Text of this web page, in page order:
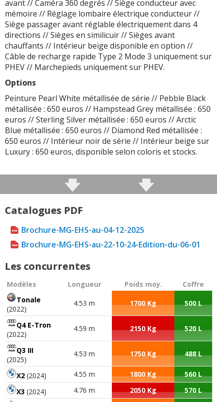
avant // Caméra 360 degrés // Siège conducteur avec
mémoire // Réglage lombaire électrique conducteur //
Siège passager avant réglable électriquement dans 4
directions // Sièges en similicuir // Sièges avant
chauffants // Intérieur beige disponible en option //
Câble de recharge rapide Type 2 Mode 3 uniquement sur
PHEV // Marchepieds uniquement sur PHEV.
Options
Peinture Pearl White métallisée de série // Pebble Black
métallisée : 650 euros // Hampstead Grey métallisée : 650
euros // Sterling Silver métallisée : 650 euros // Arctic
Blue métallisée : 650 euros // Diamond Red métallisée :
650 euros // Intérieur noir de série // Intérieur beige sur
Luxury : 650 euros, disponible selon coloris et stocks.
Catalogues PDF
Brochure-MG-EHS-au-04-12-2025
Brochure-MG-EHS-au-22-10-24-Edition-du-06-01
Les concurrentes
Modèles Longueur Poids moy.
Coffre
Tonale
(2022)
4.53 m 1700 Kg 500 L
Q4 E-Tron
(2022)
4.59 m 2150 Kg 520 L
Q3 III
(2025)
4.53 m 1750 Kg 488 L
X2 (2024) 4.55 m 1800 Kg
560 L
X3 (2024) 4.76 m 2050 Kg
570 L